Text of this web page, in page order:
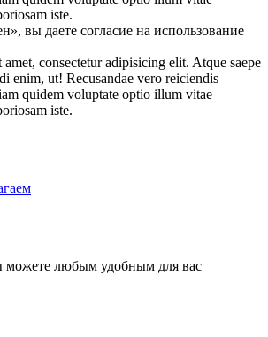
iste.
вы даете согласие на использование
consectetur adipisicing elit. Atque saepe
enim, ut! Recusandae vero reiciendis
quidem voluptate optio illum vitae
iste.
можете любым удобным для вас